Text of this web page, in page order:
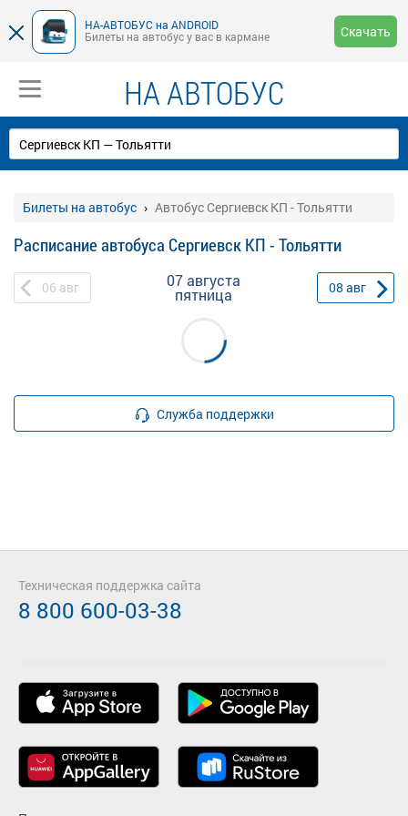
НА-АВТОБУС на ANDROID
Билеты на автобус у вас в кармане
Скачать
НА АВТОБУС
Билеты на автобус Автобус Сергиевск КП - Тольятти
Расписание автобуса Сергиевск КП - Тольятти
06 авг 07 августа
пятница 08 авг
Служба поддержки
Техническая поддержка сайта
8 800 600-03-38